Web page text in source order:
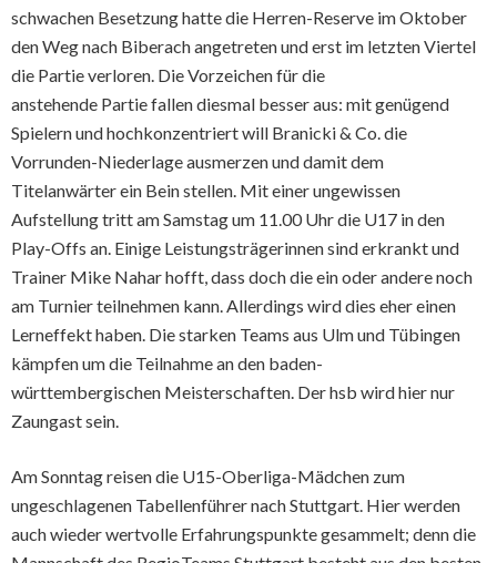
schwachen Besetzung hatte die Herren-Reserve im Oktober
den Weg nach Biberach angetreten und erst im letzten Viertel
die Partie verloren. Die Vorzeichen für die
anstehende Partie fallen diesmal besser aus: mit genügend
Spielern und hochkonzentriert will Branicki & Co. die
Vorrunden-Niederlage ausmerzen und damit dem
Titelanwärter ein Bein stellen. Mit einer ungewissen
Aufstellung tritt am Samstag um 11.00 Uhr die U17 in den
Play-Offs an. Einige Leistungsträgerinnen sind erkrankt und
Trainer Mike Nahar hofft, dass doch die ein oder andere noch
am Turnier teilnehmen kann. Allerdings wird dies eher einen
Lerneffekt haben. Die starken Teams aus Ulm und Tübingen
kämpfen um die Teilnahme an den baden-
württembergischen Meisterschaften. Der hsb wird hier nur
Zaungast sein.
Am Sonntag reisen die U15-Oberliga-Mädchen zum
ungeschlagenen Tabellenführer nach Stuttgart. Hier werden
auch wieder wertvolle Erfahrungspunkte gesammelt; denn die